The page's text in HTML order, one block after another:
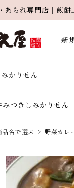
あられ専門店｜煎餅
新
かりせん
みつきしみかりせん
品名で選ぶ 野菜カレ